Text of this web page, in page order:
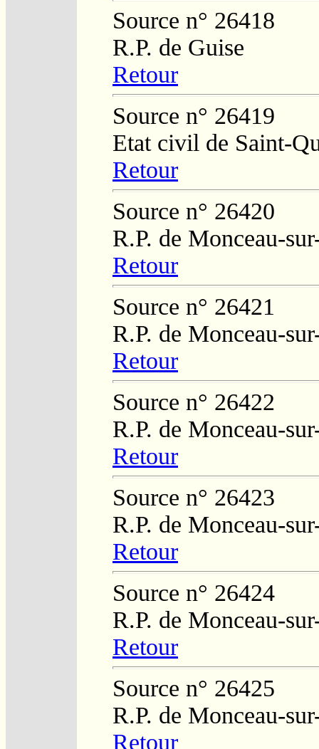
Source n° 26418
R.P. de Guise
Retour
Source n° 26419
Etat civil de Saint-
Retour
Source n° 26420
R.P. de Monceau-
Retour
Source n° 26421
R.P. de Monceau-
Retour
Source n° 26422
R.P. de Monceau-
Retour
Source n° 26423
R.P. de Monceau-
Retour
Source n° 26424
R.P. de Monceau-
Retour
Source n° 26425
R.P. de Monceau-
Retour